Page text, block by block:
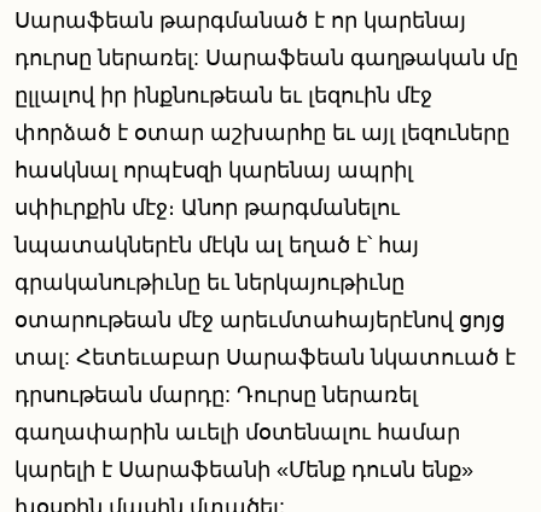
Սարաֆեան թարգմանած է որ կարենայ
դուրսը ներառել: Սարաֆեան գաղթական մը
ըլլալով իր ինքնութեան եւ լեզուին մէջ
փորձած է օտար աշխարհը եւ այլ լեզուները
հասկնալ որպէսզի կարենայ ապրիլ
սփիւրքին մէջ։ Անոր թարգմանելու
նպատակներէն մէկն ալ եղած է՝ հայ
գրականութիւնը եւ ներկայութիւնը
օտարութեան մէջ արեւմտահայերէնով ցոյց
տալ: Հետեւաբար Սարաֆեան նկատուած է
դրսութեան մարդը: Դուրսը ներառել
գաղափարին աւելի մօտենալու համար
կարելի է Սարաֆեանի «Մենք դուսն ենք»